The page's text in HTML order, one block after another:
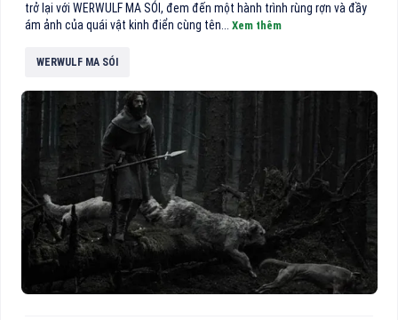
trở lại với WERWULF MA SÓI, đem đến một hành trình rùng rợn và đầy
ám ảnh của quái vật kinh điển cùng tên... Xem thêm
WERWULF MA SÓI